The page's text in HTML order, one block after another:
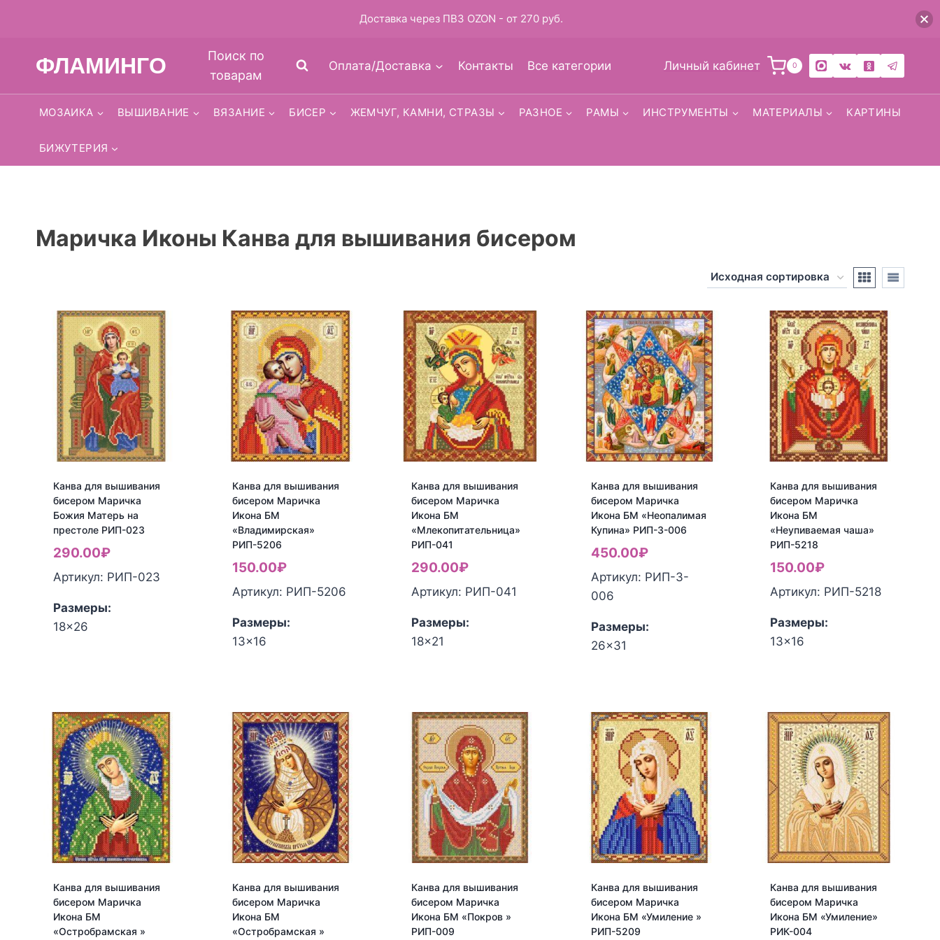
ФЛАМИНГО
Поиск по
товарам
Оплата/Доставка Контакты Все категории Личный кабинет 0
МОЗАИКА ВЫШИВАНИЕ ВЯЗАНИЕ БИСЕР ЖЕМЧУГ, КАМНИ, СТРАЗЫ РАЗНОЕ РАМЫ ИНСТРУМЕНТЫ МАТЕРИАЛЫ КАРТИНЫ
БИЖУТЕРИЯ
Маричка Иконы Канва для вышивания бисером
Канва для вышивания
бисером Маричка
Божия Матерь на
престоле РИП-023
290.00₽
Артикул: РИП-023
вышивания
бисером
Маричка
Божия
Матерь
на
престоле
РИП-023
Размеры:
18x26
Канва для вышивания
бисером Маричка
Икона БМ
«Владимирская»
РИП-5206
150.00₽
Артикул: РИП-5206
для
вышивания
бисером
Маричка
Икона
БМ
"Владимирская"
РИП-5206
Размеры:
13x16
Канва для вышивания
бисером Маричка
Икона БМ
«Млекопитательница»
РИП-041
290.00₽
Артикул: РИП-041
для
вышивания
бисером
Маричка
Икона
БМ
"Млекопитательница"
РИП-041
Размеры:
18x21
Канва для вышивания
бисером Маричка
Икона БМ «Неопалимая
Купина» РИП-3-006
450.00₽
Артикул: РИП-3-
006
для
вышивания
бисером
Маричка
Икона
БМ
"Неопалимая
Купина"
РИП-3-
006
Размеры:
26x31
Канва для вышивания
бисером Маричка
Икона БМ
«Неупиваемая чаша»
РИП-5218
150.00₽
Артикул: РИП-5218
для
вышивания
бисером
Маричка
Икона
БМ
"Неупиваемая
чаша"
РИП-5218
Размеры:
13x16
Канва для вышивания
бисером Маричка
Икона БМ
«Остробрамская »
Канва для вышивания
бисером Маричка
Икона БМ
«Остробрамская »
Канва для вышивания
бисером Маричка
Икона БМ «Покров »
РИП-009
Канва для вышивания
бисером Маричка
Икона БМ «Умиление »
РИП-5209
Канва для вышивания
бисером Маричка
Икона БМ «Умиление»
РИК-004
Доставка через ПВЗ OZON - от 270 руб.